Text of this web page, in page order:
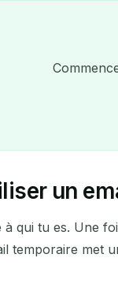
un
à qui tu es. Une
temporaire met